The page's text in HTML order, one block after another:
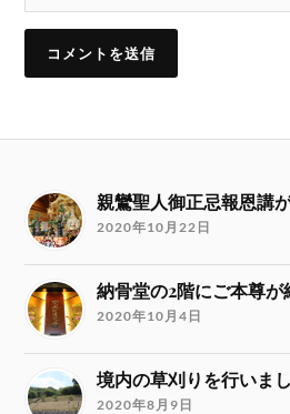
親鸞聖人御正忌報恩講
2020年10月22日
納骨堂の2階にご本尊が
2020年10月4日
境内の草刈りを行いまし
2020年8月9日